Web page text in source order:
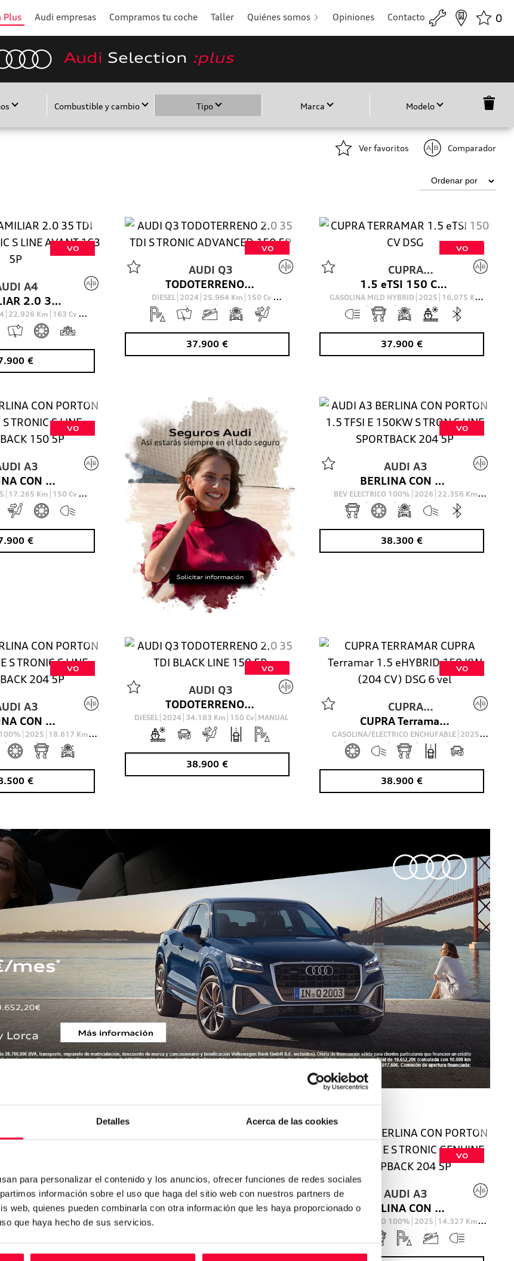
Detalles Acerca de las cookies
para personalizar el contenido y los anuncios, ofrecer funciones de redes sociales
información sobre el uso que haga del sitio web con nuestros partners de
web, quienes pueden combinarla con otra información que les haya proporcionado o
que haya hecho de sus servicios.
Plus Audi empresas Compramos tu coche Taller Quiénes somos Opiniones Contacto 0
Audi Selection :plus
Combustible y cambio Tipo Marca Modelo
Ver favoritos Comparador
VO
A4
FAMILIAR 2.0 35 TDI MHEV S TRONIC S LINE AVANT 163 5P
22.926 Km 163 Cv
€
VO
AUDI Q3
TODOTERRENO 2.0 35 TDI S TRONIC ADVANCED 150 5P
DIESEL 2024 25.964Km 150 Cv
AUTOMÁTICO
37.900 €
VO
CUPRA
TERRAMAR 1.5 eTSI 150 CV DSG
GASOLINA MILD HYBRID 2025 16.075 Km
150Cv AUTOMÁTICO
37.900 €
VO
A3
BERLINA CON PORTON 2.0 35 TDI S TRONIC S LINE SPORTBACK 150 5P
17.265 Km 150 Cv
€
VO
AUDI A3
BERLINA CON PORTON 1.5 TFSI E 150KW S TRON S LINE SPORTBACK 204 5P
BEV ELECTRICO 100% 2026 22.356 Km
204Cv AUTOMÁTICO
38.300 €
VO
A3
BERLINA CON PORTON 1.5 40 TFSI E S TRONIC S LINE SPORTBACK 204 5P
100% 2025 18.617 Km
AUTOMÁTICO
€
VO
AUDI Q3
TODOTERRENO 2.0 35 TDI BLACK LINE 150 5P
DIESEL 2024 34.183 Km 150 Cv MANUAL
38.900 €
VO
CUPRA
TERRAMAR CUPRA Terramar 1.5 eHYBRID 150 KW (204 CV) DSG 6 vel
GASOLINA/ELECTRICO ENCHUFABLE 2025
16.500Km 204Cv AUTOMÁTICO
38.900 €
AUDIAUDI Q2
AUDI Q2 S LINE 35 TDI QUATTRO 110(150) KW(CV) S TRONIC
VO
AUDI A3
BERLINA CON PORTON 1.5 40 TFSI E S TRONIC GENUINE ED SPBACK 204 5P
BEV ELECTRICO 100% 2025 14.327 Km
204Cv AUTOMÁTICO